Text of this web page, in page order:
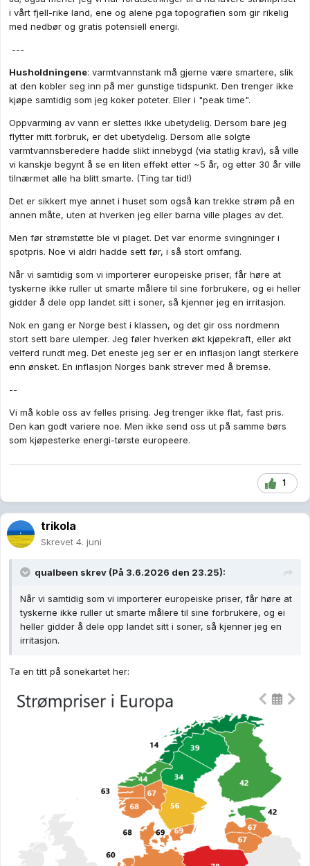
tull.
Skepsisen du uthevet er forsåvidt grei og noe nettselskapene
må kunne undersøke. Mulig Elvia eller andre allerede har
det erønskeligmed forbruks-topper - så lenge de skjer på
riktig tidspunkt og er passe høye. Det er ønskelig å ha disse
f.eks når det er overskudd av solkraft og import av billig strøm.
Det er jo akkurat den "viljen" som ligger bak de lave prisene
når prisen dipper ned. Tilsvarende vil man framprovosere et
fall i forbruket når prisene er på topp.
Disse prissignalene sier noe om hva markedet (produsenter,
nettselskaper, industrikunder, husholdninger etc) ønsker. Når
prisene varierer ønsker man at forbruket legges om i liten eller
større grad i takt med variasjonene.
Det er faktiskikkeønskelig med et flatt forbruk gjennom
døgnet (slik f.eks noen kjernekraftilhengere hevder). Det er
deler av produksjonen styres av vind og sol så gjør det også
at vi ønskervariabeltforbruk gjennom døgnet og fra dag til
dag. Prisene signaliserer hva som ønskes av markedet. Da bør
der for en grunn.
i vårt fjell-rike land, ene og alene pga topografien som gir rikelig
med nedbør og gratis potensiell energi.
---
Husholdningene: varmtvannstank må gjerne være smartere, slik
at den kobler seg inn på mer gunstige tidspunkt. Den trenger ikke
kjøpe samtidig som jeg koker poteter. Eller i "peak time".
Oppvarming av vann er slettes ikke ubetydelig. Dersom bare jeg
flytter mitt forbruk, er det ubetydelig. Dersom alle solgte
varmtvannsberedere hadde slikt innebygd (via statlig krav), så ville
vi kanskje begynt å se en liten effekt etter ~5 år, og etter 30 år ville
tilnærmet alle ha blitt smarte. (Ting tar tid!)
Det er sikkert mye annet i huset som også kan trekke strøm på en
annen måte, uten at hverken jeg eller barna ville plages av det.
Men før strømstøtte ble vi plaget. Det var enorme svingninger i
spotpris. Noe vi aldri hadde sett før, i så stort omfang.
Når vi samtidig som vi importerer europeiske priser, får høre at
tyskerne ikke ruller ut smarte målere til sine forbrukere, og ei heller
gidder å dele opp landet sitt i soner, så kjenner jeg en irritasjon.
Nok en gang er Norge best i klassen, og det gir oss nordmenn
stort sett bare ulemper. Jeg føler hverken økt kjøpekraft, eller økt
velferd rundt meg. Det eneste jeg ser er en inflasjon langt sterkere
enn ønsket. En inflasjon Norges bank strever med å bremse.
--
Vi må koble oss av felles prising. Jeg trenger ikke flat, fast pris.
Den kan godt variere noe. Men ikke send oss ut på samme børs
som kjøpesterke energi-tørste europeere.
1
trikola
Skrevet 4. juni
qualbeen skrev (På 3.6.2026 den 23.25):
Når vi samtidig som vi importerer europeiske priser, får høre at
tyskerne ikke ruller ut smarte målere til sine forbrukere, og ei
heller gidder å dele opp landet sitt i soner, så kjenner jeg en
irritasjon.
Ta en titt på sonekartet her: